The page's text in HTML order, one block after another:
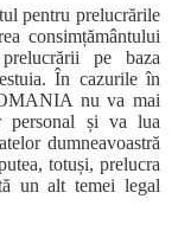
pentru prelucrările
consimțământului
pe baza
În cazurile în
nu va mai
personal și va lua
dumneavoastră
totuși, prelucra
un alt temei legal